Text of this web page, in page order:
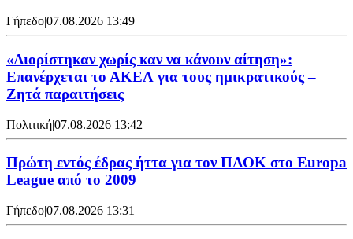
Γήπεδο|07.08.2026 13:49
«Διορίστηκαν χωρίς καν να κάνουν αίτηση»:
Επανέρχεται το ΑΚΕΛ για τους ημικρατικούς –
Ζητά παραιτήσεις
Πολιτική|07.08.2026 13:42
Πρώτη εντός έδρας ήττα για τον ΠΑΟΚ στο Europa
League από το 2009
Γήπεδο|07.08.2026 13:31